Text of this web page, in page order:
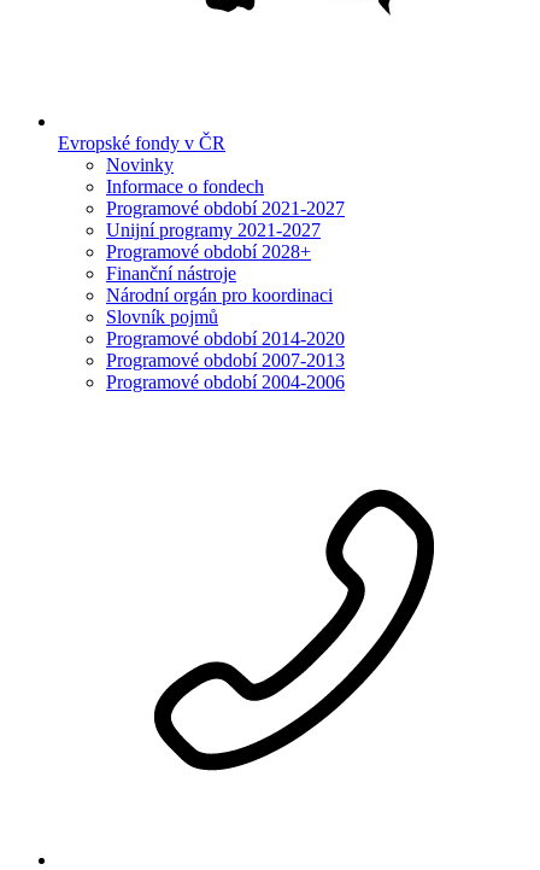
Evropské fondy v ČR
Novinky
Informace o fondech
Programové období 2021-2027
Unijní programy 2021-2027
Programové období 2028+
Finanční nástroje
Národní orgán pro koordinaci
Slovník pojmů
Programové období 2014-2020
Programové období 2007-2013
Programové období 2004-2006